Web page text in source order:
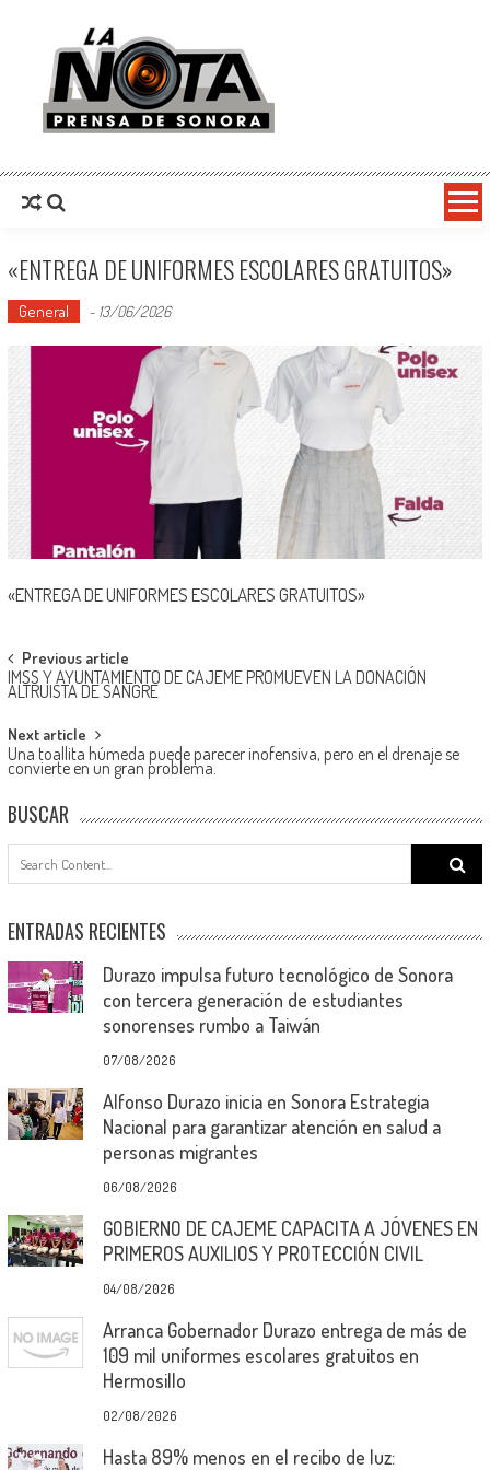
La Nota Prensa De Sonora
«ENTREGA DE UNIFORMES ESCOLARES GRATUITOS»
General - 13/06/2026
«ENTREGA DE UNIFORMES ESCOLARES GRATUITOS»
Post
navigation
Previous article
IMSS Y AYUNTAMIENTO DE CAJEME PROMUEVEN LA DONACIÓN
ALTRUISTA DE SANGRE
Next article
Una toallita húmeda puede parecer inofensiva, pero en el drenaje se
convierte en un gran problema.
BUSCAR
Search
for:
ENTRADAS RECIENTES
Durazo impulsa futuro tecnológico de Sonora
con tercera generación de estudiantes
sonorenses rumbo a Taiwán
07/08/2026
Alfonso Durazo inicia en Sonora Estrategia
Nacional para garantizar atención en salud a
personas migrantes
06/08/2026
GOBIERNO DE CAJEME CAPACITA A JÓVENES EN
PRIMEROS AUXILIOS Y PROTECCIÓN CIVIL
04/08/2026
Arranca Gobernador Durazo entrega de más de
109 mil uniformes escolares gratuitos en
Hermosillo
02/08/2026
Hasta 89% menos en el recibo de luz: